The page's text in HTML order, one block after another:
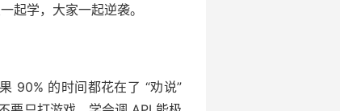
起学，大家一起逆袭。
90% 的时间都花在了 “劝说”